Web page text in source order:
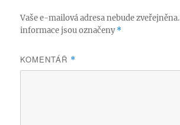
Vaše e-mailová adresa nebude zveřejněna.
informace jsou označeny*
KOMENTÁŘ *